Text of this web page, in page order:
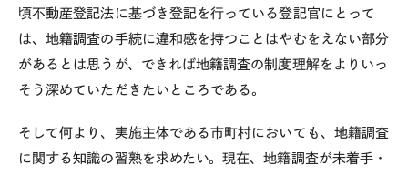
頃不動産登記法に基づき登記を行っている登記官にとって
は、地籍調査の手続に違和感を持つことはやむをえない部分
があるとは思うが、できれば地籍調査の制度理解をよりいっ
そう深めていただきたいところである。
そして何より、実施主体である市町村においても、地籍調査
に関する知識の習熟を求めたい。現在、地籍調査が未着手・